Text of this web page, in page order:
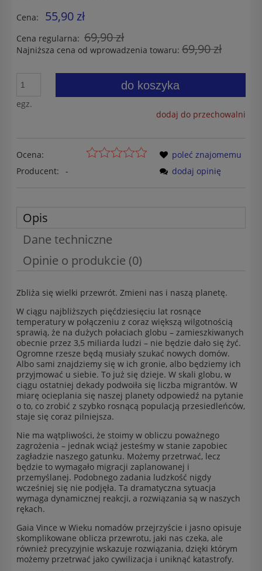
Cena: 55,90 zł
Cena regularna: 69,90 zł
Najniższa cena od wprowadzenia towaru: 69,90 zł
egz.
do koszyka
dodaj do przechowalni
Ocena:
Producent:
-
poleć znajomemu
dodaj opinię
Opis
Dane techniczne
Opinie o produkcie (0)
Zbliża się wielki przewrót. Zmieni nas i naszą planetę.
W ciągu najbliższych pięćdziesięciu lat rosnące
temperatury w połączeniu z coraz większą wilgotnością
sprawią, że na dużych połaciach globu – zamieszkiwanych
obecnie przez 3,5 miliarda ludzi – nie będzie dało się żyć.
Ogromne rzesze będą musiały szukać nowych domów.
Albo sami znajdziemy się w ich gronie, albo będziemy ich
przyjmować u siebie. To już się dzieje. W skali globu, w
ciągu ostatniej dekady podwoiła się liczba migrantów. W
miarę ocieplania się naszej planety odpowiedź na pytanie
o to, co zrobić z szybko rosnącą populacją przesiedleńców,
staje się coraz pilniejsza.
Nie ma wątpliwości, że stoimy w obliczu poważnego
zagrożenia – jednak wciąż jesteśmy w stanie zapobiec
zagładzie naszego gatunku. Możemy przetrwać, lecz
będzie to wymagało migracji zaplanowanej i
przemyślanej. Podobnego zadania ludzkość nigdy
wcześniej się nie podjęła. Ta dramatyczna sytuacja
wymaga dynamicznej reakcji, a rozwiązania są w naszych
rękach.
Gaia Vince w Wieku nomadów przejrzyście i jasno opisuje
skomplikowane oblicza przewrotu, jaki nas czeka, ale
również precyzyjnie wskazuje rozwiązania, dzięki którym
możemy przetrwać jako cywilizacja i uniknąć katastrofy.